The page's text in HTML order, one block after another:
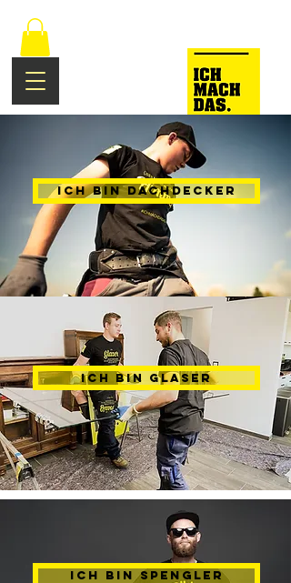
Ich bin Dachdecker
Ich bin Glaser
Ich bin Spengler